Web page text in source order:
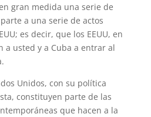
gran medida una serie de
a una serie de actos
es decir, que los EEUU, en
a usted y a Cuba a entrar al
Unidos, con su política
constituyen parte de las
que hacen a la